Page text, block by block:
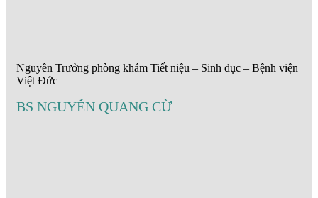
Nguyên Trưởng phòng khám Tiết niệu – Sinh dục – Bệnh viện
Việt Đức
BS NGUYỄN QUANG CỪ